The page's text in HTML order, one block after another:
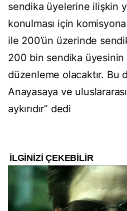
sendika üyelerine ilişkin
konulması için
ile 200’ün üzerinde
200 bin sendika
düzenleme olacaktır. Bu
Anayasaya ve
aykırıdır” dedi